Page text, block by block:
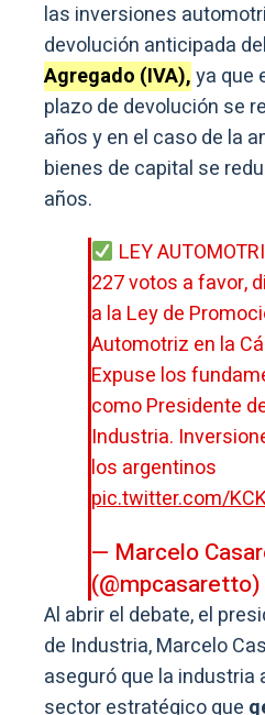
las inversiones
devolución anticipada del
Agregado (IVA),ya que
plazo de devolución se
años y en el caso de la
bienes de capital se
años.
LEY
227 votos a favor,
a la Ley de
Automotriz en la
Expuse los
como Presidente
Industria.
los argentinos
pic.twitter.com/
— Marcelo
(@mpcasaretto)
Al abrir el debate, el
de Industria, Marcelo
aseguró que la industria
sector estratégico que